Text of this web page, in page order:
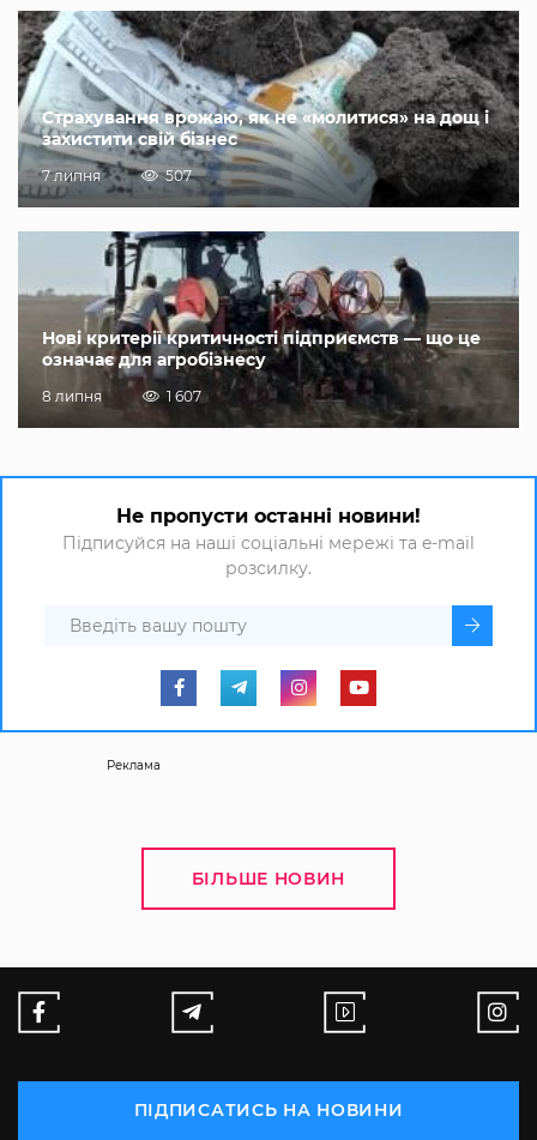
Страхування врожаю, як не «молитися» на дощ і
захистити свій бізнес
7 липня 507
Нові критерії критичності підприємств — що це
означає для агробізнесу
8 липня 1 607
Не пропусти останні новини!
Підписуйся на наші соціальні мережі та e-mail
розсилку.
Реклама
БІЛЬШЕ НОВИН
ПІДПИСАТИСЬ НА НОВИНИ